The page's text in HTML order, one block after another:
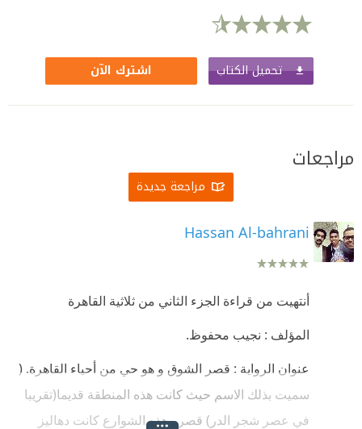
تحميل الكتاب اشترك الآن
مراجعات
مراجعة جديدة
Hassan Al-bahrani
أنتهيت من قراءة الجزء الثاني من ثلاثية القاهرة
المؤلف : نجيب محفوظ.
عنوان الرواية : قصر الشوق و هو حي من أحياء القاهرة. (
سميت بذلك الاسم حيث كانت هذه المنطقة قديما(تقريبا
في عصر شجر الدر) قصر وهذه الشوارع كانت دهاليز